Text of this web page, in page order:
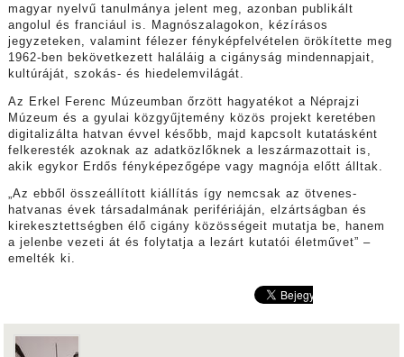
magyar nyelvű tanulmánya jelent meg, azonban publikált
angolul és franciául is. Magnószalagokon, kézírásos
jegyzeteken, valamint félezer fényképfelvételen örökítette meg
1962-ben bekövetkezett haláláig a cigányság mindennapjait,
kultúráját, szokás- és hiedelemvilágát.
Az Erkel Ferenc Múzeumban őrzött hagyatékot a Néprajzi
Múzeum és a gyulai közgyűjtemény közös projekt keretében
digitalizálta hatvan évvel később, majd kapcsolt kutatásként
felkeresték azoknak az adatközlőknek a leszármazottait is,
akik egykor Erdős fényképezőgépe vagy magnója előtt álltak.
„Az ebből összeállított kiállítás így nemcsak az ötvenes-
hatvanas évek társadalmának perifériáján, elzártságban és
kirekesztettségben élő cigány közösségeit mutatja be, hanem
a jelenbe vezeti át és folytatja a lezárt kutatói életművet” –
emelték ki.